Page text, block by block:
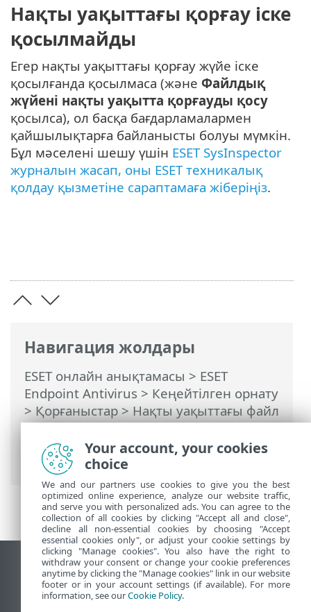
Навигация жолдары
ESET онлайн анықтамасы > ESET
Endpoint Antivirus > Кеңейтілген орнату
> Қорғаныстар>Нақты уақыттағы файл
жүйесін қорғау> Нақты уақыттағы
қорғау жұмыс істемей жатса не істеу
керек
Нақты уақыттағы қорғау іске
қосылмайды
Егер нақты уақыттағы қорғау жүйе іске
қосылғанда қосылмаса (және Файлдық
жүйені нақты уақытта қорғауды қосу
қосылса), ол басқа бағдарламалармен
қайшылықтарға байланысты болуы мүмкін.
Бұл мәселені шешу үшін ESET SysInspector
журналын жасап, оны ESET техникалық
қолдау қызметіне сараптамаға жіберіңіз.
Жұмыс үстеліндегі сайтты қарау
End of Life
ESET білім қоры
Your account, your cookies
choice
We and our partners use cookies to give you the best
optimized online experience, analyze our website traffic,
and serve you with personalized ads. You can agree to the
collection of all cookies by clicking "Accept all and close",
decline all non-essential cookies by choosing "Accept
essential cookies only", or adjust your cookie settings by
clicking "Manage cookies". You also have the right to
withdraw your consent or change your cookie preferences
anytime by clicking the "Manage cookies" link in our website
footer or in your account settings (if available). For more
information, see ourCookie Policy.